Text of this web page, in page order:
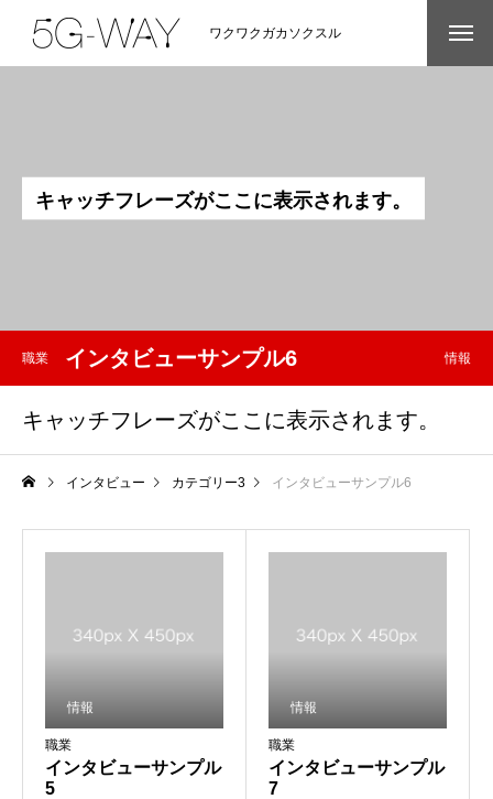
ワクワクガカソクスル
キャ ッチフレーズがこ こ に表示されます。
職業 インタビューサンプル6 情報
キャッチフレーズがここに表示されます。
インタビュー カテゴリー3 インタビューサンプル6
職業
インタビューサンプル
5
情報
職業
インタビューサンプル
7
情報